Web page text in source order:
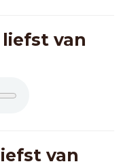
van
van